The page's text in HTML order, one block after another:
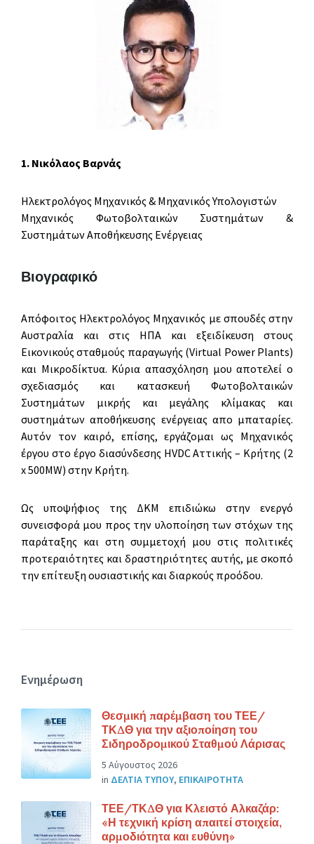
1. Νικόλαος Βαρνάς
Ηλεκτρολόγος Μηχανικός & Μηχανικός Υπολογιστών
Μηχανικός Φωτοβολταικών Συστημάτων &
Συστημάτων Αποθήκευσης Ενέργειας
Βιογραφικό
Απόφοιτος Ηλεκτρολόγος Μηχανικός με σπουδές στην
Αυστραλία και στις ΗΠΑ και εξειδίκευση στους
Εικονικούς σταθμούς παραγωγής (Virtual Power Plants)
και Μικροδίκτυα. Κύρια απασχόληση μου αποτελεί ο
σχεδιασμός και κατασκευή Φωτοβολταικών
Συστημάτων μικρής και μεγάλης κλίμακας και
συστημάτων αποθήκευσης ενέργειας απο μπαταρίες.
Αυτόν τον καιρό, επίσης, εργάζομαι ως Μηχανικός
έργου στο έργο διασύνδεσης HVDC Αττικής – Κρήτης (2
x 500MW) στην Κρήτη.
Ως υποψήφιος της ΔΚΜ επιδιώκω στην ενεργό
συνεισφορά μου προς την υλοποίηση των στόχων της
παράταξης και στη συμμετοχή μου στις πολιτικές
προτεραιότητες και δραστηριότητες αυτής, με σκοπό
την επίτευξη ουσιαστικής και διαρκούς προόδου.
Ενημέρωση
Θεσμική παρέμβαση του ΤΕΕ/
ΤΚΔΘ για την αξιοποίηση του
Σιδηροδρομικού Σταθμού Λάρισας
5 Αύγουστος 2026
in ΔΕΛΤΙΑ ΤΥΠΟΥ, ΕΠΙΚΑΙΡΟΤΗΤΑ
ΤΕΕ/ΤΚΔΘ για Κλειστό Αλκαζάρ:
«Η τεχνική κρίση απαιτεί στοιχεία,
αρμοδιότητα και ευθύνη»